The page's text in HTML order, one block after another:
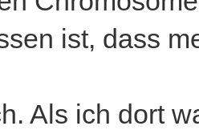
ist, dass
Als ich dort